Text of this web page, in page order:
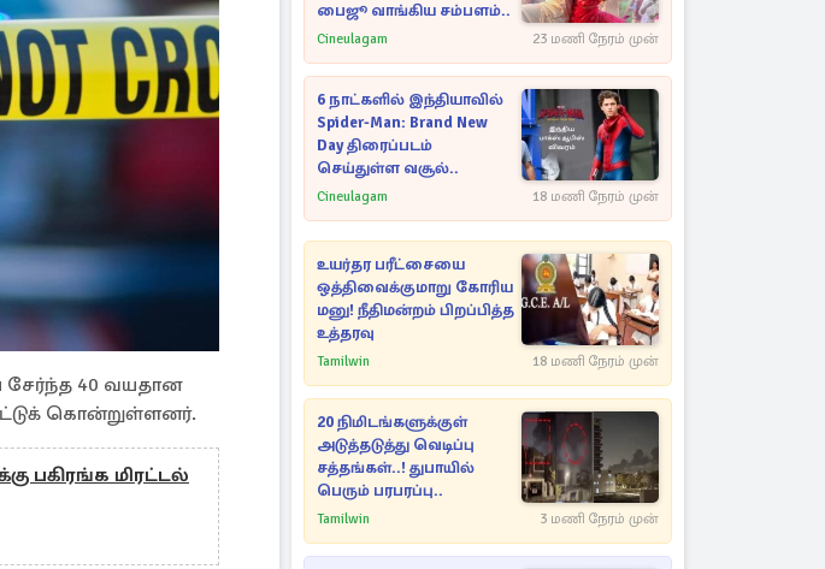
40 வயதான
கொன்றுள்ளனர்.
பகிரங்க மிரட்டல்
பைஜூ வாங்கிய சம்பளம்..
Cineulagam 23 மணி நேரம் முன்
6 நாட்களில் இந்தியாவில்
Spider-Man: Brand New
Day திரைப்படம்
செய்துள்ள வசூல்..
Cineulagam 18 மணி நேரம் முன்
உயர்தர பரீட்சையை
ஒத்திவைக்குமாறு கோரிய
மனு! நீதிமன்றம் பிறப்பித்த
உத்தரவு
Tamilwin 18 மணி நேரம் முன்
20 நிமிடங்களுக்குள்
அடுத்தடுத்து வெடிப்பு
சத்தங்கள்..! துபாயில்
பெரும் பரபரப்பு..
Tamilwin 3 மணி நேரம் முன்